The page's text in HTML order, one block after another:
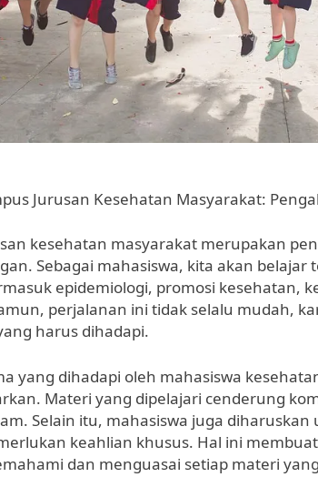
Jurusan Kesehatan Masyarakat:
kesehatan masyarakat merupakan
Sebagai mahasiswa, kita akan belajar
epidemiologi, promosi kesehatan,
perjalanan ini tidak selalu mudah,
harus dihadapi.
yang dihadapi oleh mahasiswa
Materi yang dipelajari cenderung
Selain itu, mahasiswa juga
keahlian khusus. Hal ini
dan menguasai setiap materi